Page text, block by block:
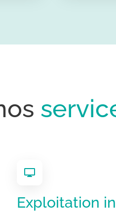
Exploitation